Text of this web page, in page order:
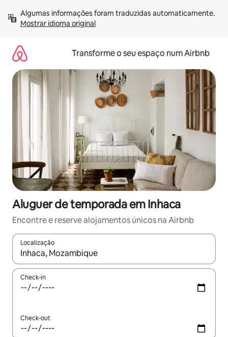
para
Mostrar idioma original
Transforme o seu espaço num Airbnb
Aluguer de temporada em Inhaca
Encontre e reserve alojamentos únicos na Airbnb
Localização
Quando os resultados estiverem disponíveis, navegue com
Check-in
Check-out